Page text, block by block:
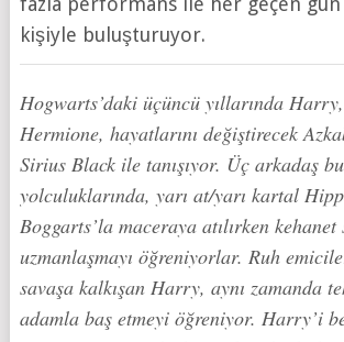
kişiyle buluşturuyor.
Hogwarts’daki üçüncü yıllarında
Hermione, hayatlarını değiştirecek
Sirius Black ile tanışıyor. Üç arkadaş bu
yolculuklarında, yarı at/yarı kartal
Boggarts’la maceraya atılırken kehanet
uzmanlaşmayı öğreniyorlar. Ruh
savaşa kalkışan Harry, aynı zamanda
adamla baş etmeyi öğreniyor. Harry’i